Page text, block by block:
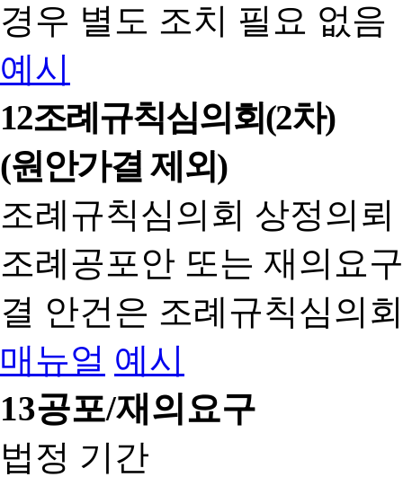
경우 별도 조치 필요 없음
예시
12조례규칙심의회(2차)
(원안가결 제외)
조례규칙심의회 상정의
조례공포안 또는 재의요
결 안건은 조례규칙심의
매뉴얼 예시
13공포/재의요구
법정 기간